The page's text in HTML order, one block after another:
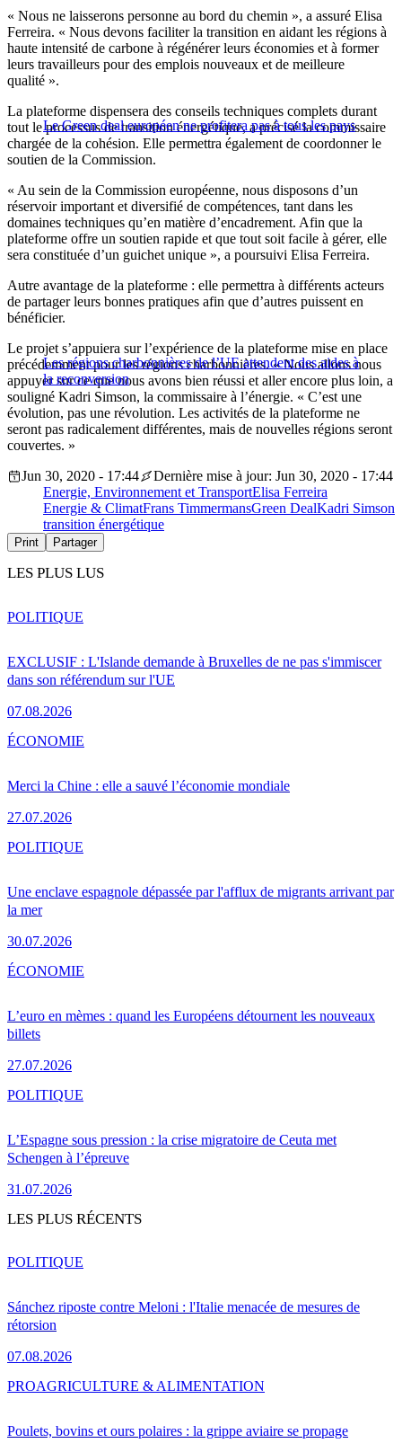
« Nous ne laisserons personne au bord du chemin », a assuré Elisa
Ferreira. « Nous devons faciliter la transition en aidant les régions à
haute intensité de carbone à régénérer leurs économies et à former
leurs travailleurs pour des emplois nouveaux et de meilleure
qualité ».
Le Green deal européen ne profitera pas à tous les pays
La plateforme dispensera des conseils techniques complets durant
tout le processus de transition énergétique, a précisé la commissaire
chargée de la cohésion. Elle permettra également de coordonner le
soutien de la Commission.
« Au sein de la Commission européenne, nous disposons d’un
réservoir important et diversifié de compétences, tant dans les
domaines techniques qu’en matière d’encadrement. Afin que la
plateforme offre un soutien rapide et que tout soit facile à gérer, elle
sera constituée d’un guichet unique », a poursuivi Elisa Ferreira.
Autre avantage de la plateforme : elle permettra à différents acteurs
de partager leurs bonnes pratiques afin que d’autres puissent en
bénéficier.
Les régions charbonnières de l’UE attendent des aides à
la reconversion
Le projet s’appuiera sur l’expérience de la plateforme mise en place
précédemment pour les régions charbonnières. « Nous allons nous
appuyer sur ce que nous avons bien réussi et aller encore plus loin, a
souligné Kadri Simson, la commissaire à l’énergie. « C’est une
évolution, pas une révolution. Les activités de la plateforme ne
seront pas radicalement différentes, mais de nouvelles régions seront
couvertes. »
Jun 30, 2020 - 17:44
Dernière mise à jour: Jun 30, 2020 - 17:44
Energie, Environnement et TransportElisa Ferreira
Energie & ClimatFrans TimmermansGreen DealKadri Simson
transition énergétique
Print Partager
LES PLUS LUS
EXCLUSIF : L'Islande demande à Bruxelles de ne pas s'immiscer
dans son référendum sur l'UE
07.08.2026
POLITIQUE
Merci la Chine : elle a sauvé l’économie mondiale
27.07.2026
ÉCONOMIE
Une enclave espagnole dépassée par l'afflux de migrants arrivant par
la mer
30.07.2026
POLITIQUE
L’euro en mèmes : quand les Européens détournent les nouveaux
billets
27.07.2026
ÉCONOMIE
L’Espagne sous pression : la crise migratoire de Ceuta met
Schengen à l’épreuve
31.07.2026
POLITIQUE
LES PLUS RÉCENTS
Sánchez riposte contre Meloni : l'Italie menacée de mesures de
rétorsion
07.08.2026
POLITIQUE
Poulets, bovins et ours polaires : la grippe aviaire se propage
PROAGRICULTURE & ALIMENTATION